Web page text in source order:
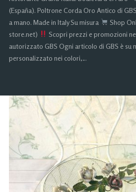
(España). Poltrone Corda Oro Antico di
a mano. Made in Italy Su misura
Shop
store.net)
Scopri prezzi e promozioni
autorizzato GBS Ogni articolo di GBS è su
personalizzato nei colori,…